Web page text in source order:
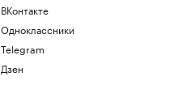
ВКонтакте
Одноклассники
Telegram
Дзен